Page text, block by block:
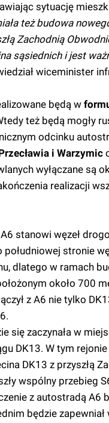
sytuację
też budowa
Zachodnią
sąsiednich i jest
wiceminister
będą w
też będą mogły
odcinku
i Warzymic
wyłączane są
realizacji
stanowi węzeł
stronie
dlatego w ramach
około 700
z A6 nie tylko
się zaczynała w
DK13. W tym
DK13 z przyszłą
wspólny przebieg
z autostradą A6
będzie